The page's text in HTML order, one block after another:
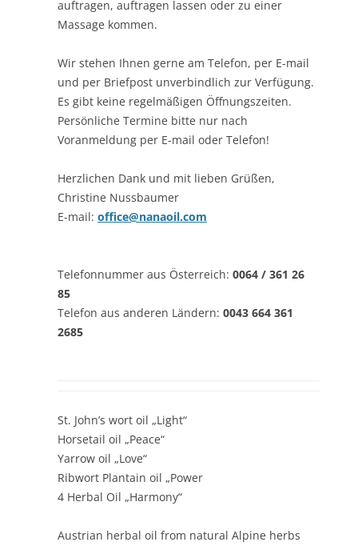
auftragen, auftragen lassen oder zu einer
Massage kommen.
Wir stehen Ihnen gerne am Telefon, per E-mail
und per Briefpost unverbindlich zur Verfügung.
Es gibt keine regelmäßigen Öffnungszeiten.
Persönliche Termine bitte nur nach
Voranmeldung per E-mail oder Telefon!
Herzlichen Dank und mit lieben Grüßen,
Christine Nussbaumer
E-mail: office@nanaoil.com
Telefonnummer aus Österreich: 0064 / 361 26
85
Telefon aus anderen Ländern: 0043 664 361
2685
St. John’s wort oil „Light“
Horsetail oil „Peace“
Yarrow oil „Love“
Ribwort Plantain oil „Power
4 Herbal Oil „Harmony“
Austrian herbal oil from natural Alpine herbs